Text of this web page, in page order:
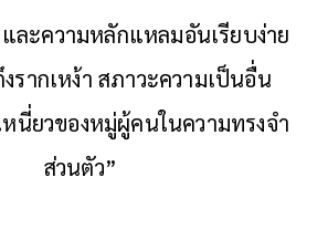
ละความหลักแหลมอันเรียบง่าย
งรากเหง้า สภาวะความเป็นอื่น
หนี่ยวของหมู่ผู้คนในความทรงจำ
ส่วนตัว”